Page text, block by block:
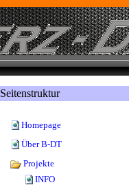
Seitenstruktur
Homepage
Über B-DT
Projekte
INFO